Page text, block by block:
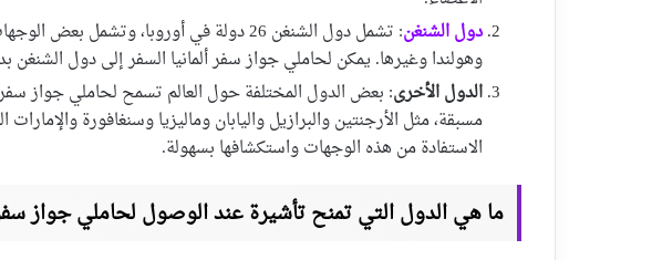
دول الشنغن
: تشمل دول الشنغن 26 دولة في أوروبا، وتشمل
وهولندا وغيرها. يمكن لحاملي جواز سفر ألمانيا السفر إلى دول
الدول الأخرى: بعض الدول المختلفة حول العالم تسمح لحاملي جواز سفر
مسبقة، مثل الأرجنتين والبرازيل واليابان وماليزيا وسنغافورة
الاستفادة من هذه الوجهات واستكشافها بسهولة.
ما هي الدول التي تمنح تأشيرة عند الوصول لحاملي جواز سفر